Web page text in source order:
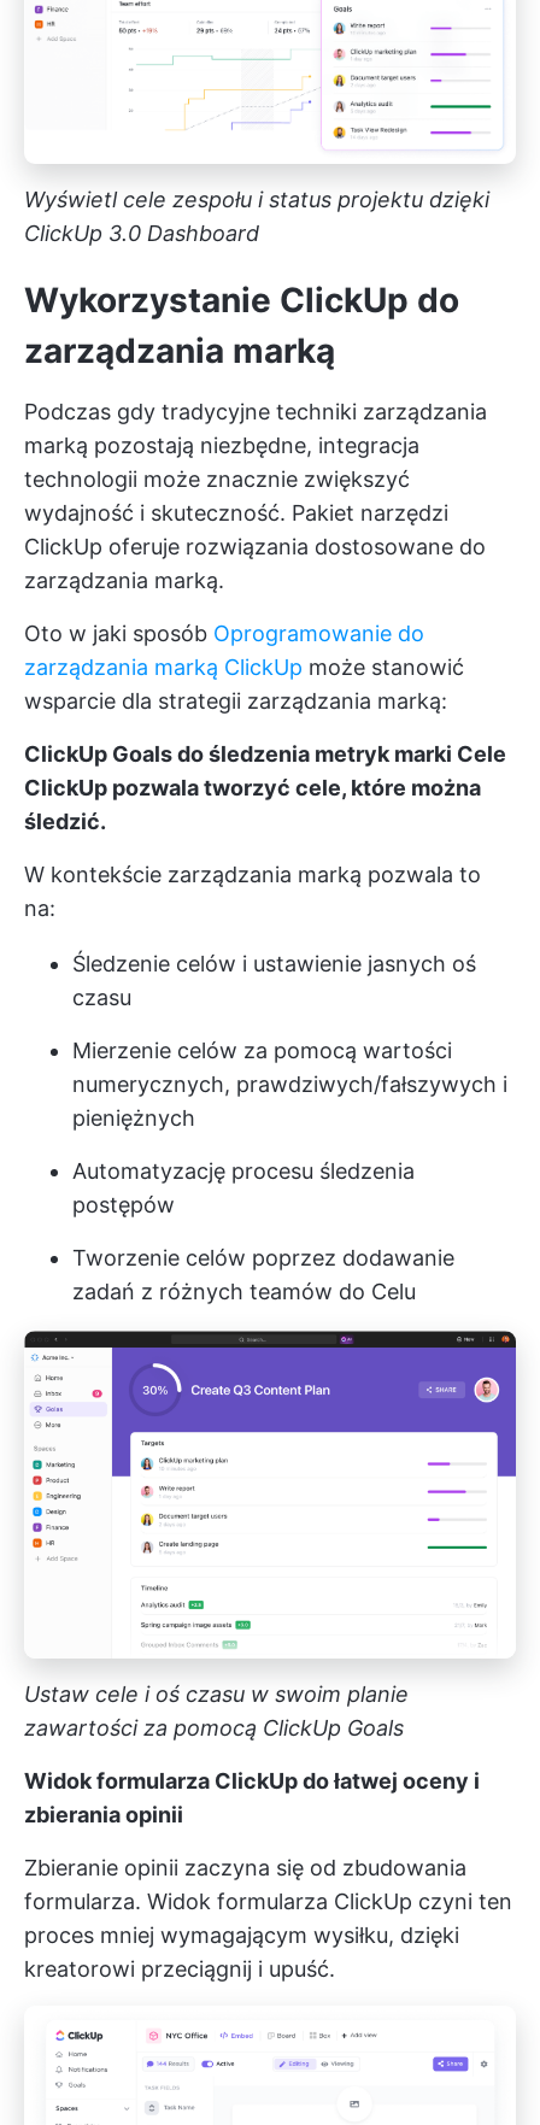
Wyświetl cele zespołu i status projektu dzięki
ClickUp 3.0 Dashboard
Wykorzystanie ClickUp do
zarządzania marką
Podczas gdy tradycyjne techniki zarządzania
marką pozostają niezbędne, integracja
technologii może znacznie zwiększyć
wydajność i skuteczność. Pakiet narzędzi
ClickUp oferuje rozwiązania dostosowane do
zarządzania marką.
Oto w jaki sposób Oprogramowanie do
zarządzania marką ClickUp może stanowić
wsparcie dla strategii zarządzania marką:
ClickUp Goals do śledzenia metryk marki Cele
ClickUp pozwala tworzyć cele, które można
śledzić.
W kontekście zarządzania marką pozwala to
na:
Śledzenie celów i ustawienie jasnych oś
czasu
Mierzenie celów za pomocą wartości
numerycznych, prawdziwych/fałszywych i
pieniężnych
Automatyzację procesu śledzenia
postępów
Tworzenie celów poprzez dodawanie
zadań z różnych teamów do Celu
Ustaw cele i oś czasu w swoim planie
zawartości za pomocą ClickUp Goals
Widok formularza ClickUp do łatwej oceny i
zbierania opinii
Zbieranie opinii zaczyna się od zbudowania
formularza. Widok formularza ClickUp czyni ten
proces mniej wymagającym wysiłku, dzięki
kreatorowi przeciągnij i upuść.